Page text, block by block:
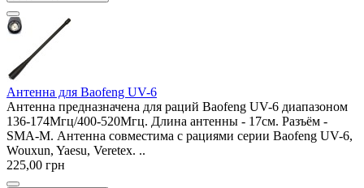
Антенна для Baofeng UV-6
Антенна предназначена для раций Baofeng UV-6 диапазоном
136-174Мгц/400-520Мгц. Длина антенны - 17см. Разъём -
SMA-M. Антенна совместима с рациями серии Baofeng UV-6,
Wouxun, Yaesu, Veretex. ..
225,00 грн